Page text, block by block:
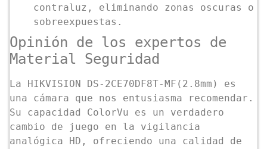
contraluz, eliminando zonas oscuras o
sobreexpuestas.
Opinión de los expertos de
Material Seguridad
La HIKVISION DS-2CE70DF8T-MF(2.8mm) es
una cámara que nos entusiasma recomendar.
Su capacidad ColorVu es un verdadero
cambio de juego en la vigilancia
analógica HD, ofreciendo una calidad de